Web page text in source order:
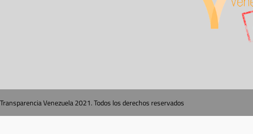
Transparencia Venezuela 2021. Todos los derechos reservados